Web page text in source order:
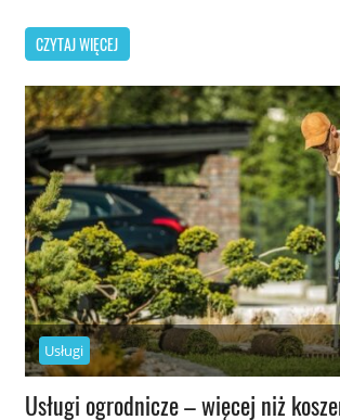
CZYTAJ WIĘCEJ
Usługi
Usługi ogrodnicze – więcej niż